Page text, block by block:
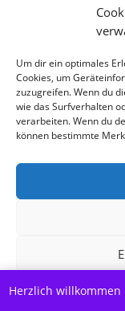
Um dir ein optimales
Cookies, um
zuzugreifen. Wenn du
wie das Surfverhalten
verarbeiten. Wenn du
können bestimmte
Herzlich willkommen
Alle